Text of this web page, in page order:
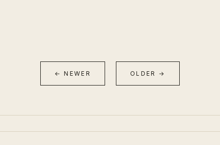
← NEWER OLDER →